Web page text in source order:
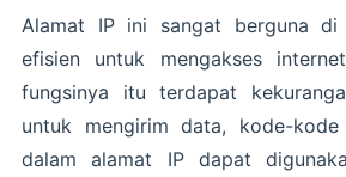
Alamat IP ini sangat berguna
efisien untuk mengakses
fungsinya itu terdapat
untuk mengirim data, kode-
dalam alamat IP dapat